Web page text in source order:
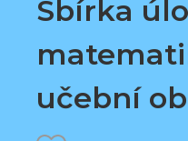
Sbírka
učební